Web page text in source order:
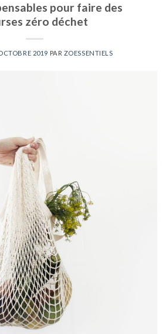
pour faire des
zéro déchet
2019 PAR ZOESSENTIELS